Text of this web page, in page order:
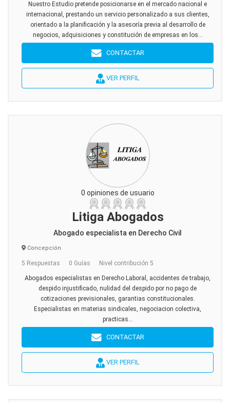
Nuestro Estudio pretende posicionarse en el mercado nacional e
internacional, prestando un servicio personalizado a sus clientes,
orientado a la planificación y la asesoría previa al desarrollo de
negocios, adquisiciones y constitución de empresas en los...
CONTACTAR
VER PERFIL
0 opiniones de usuario
Litiga Abogados
Abogado especialista en Derecho Civil
Concepción
5 Respuestas 0 Guías Nivel contribución 5
Abogados especialistas en Derecho Laboral, accidentes de trabajo,
despido injustificado, nulidad del despido por no pago de
cotizaciones previsionales, garantias constitucionales.
Especialistas en materias sindicales, negociacion colectiva,
practicas...
CONTACTAR
VER PERFIL